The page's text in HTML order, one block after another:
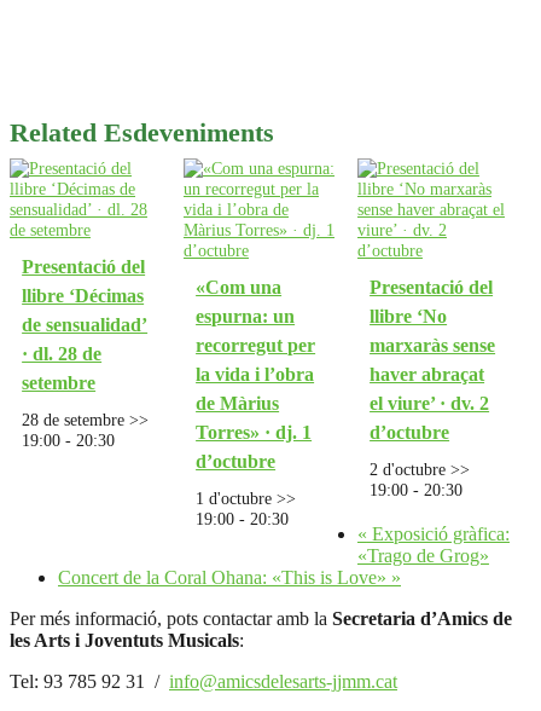
Related Esdeveniments
Presentació del
llibre ‘Décimas
de sensualidad’
· dl. 28 de
setembre
28 de setembre >>
19:00 -20:30
«Com una
espurna: un
recorregut per
la vida i l’obra
de Màrius
Torres» · dj. 1
d’octubre
1 d'octubre >>
19:00 -20:30
Presentació del
llibre ‘No
marxaràs sense
haver abraçat
el viure’ · dv. 2
d’octubre
2 d'octubre >>
19:00 -20:30
« Exposició gràfica:
«Trago de Grog»
Concert de la Coral Ohana: «This is Love» »
Per més informació, pots contactar amb la Secretaria d’Amics de
les Arts i Joventuts Musicals:
Tel: 93 785 92 31 / info@amicsdelesarts-jjmm.cat